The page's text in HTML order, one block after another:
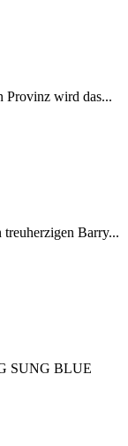
Provinz wird das...
Barry...
SUNG BLUE